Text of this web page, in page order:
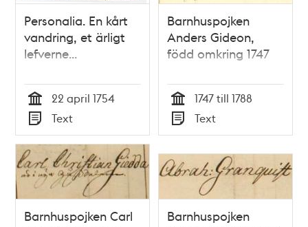
Personalia. En kårt
vandring, et ärligt
lefverne...
Tid
22 april 1754
Typ
Text
Barnhuspojken
Anders Gideon,
född omkring 1747
Tid
1747 till 1788
Typ
Text
Barnhuspojken Carl
Barnhuspojken